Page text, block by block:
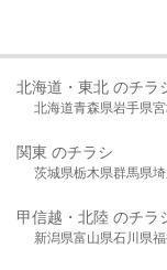
北海道・東北 のチラ
北海道青森県岩手県
関東 のチラシ
茨城県栃木県群馬県
甲信越・北陸 のチラ
新潟県富山県石川県